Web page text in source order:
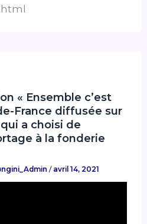
« Ensemble c’est
France diffusée sur
a choisi de
à la fonderie
/ avril 14, 2021